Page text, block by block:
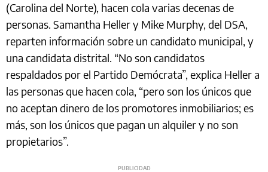
(Carolina del Norte), hacen cola varias decenas de
personas. Samantha Heller y Mike Murphy, del DSA,
reparten información sobre un candidato municipal, y
una candidata distrital. “No son candidatos
respaldados por el Partido Demócrata”, explica Heller a
las personas que hacen cola, “pero son los únicos que
no aceptan dinero de los promotores inmobiliarios; es
más, son los únicos que pagan un alquiler y no son
propietarios”.